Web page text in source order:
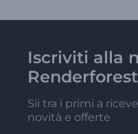
Iscriviti alla
Renderforest
Sii tra i primi a
novità e offerte